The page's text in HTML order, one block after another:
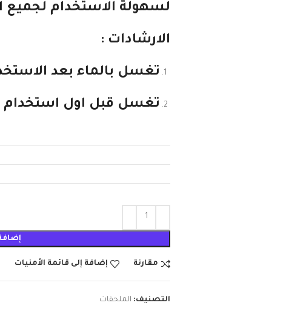
لسهولة الاستخدام لجميع
الارشادات :
تغسل بالماء بعد
تغسل قبل اول استخدام
مقارنة إضافة إلى قائمة الأمنيات
التصنيف: الملحقات